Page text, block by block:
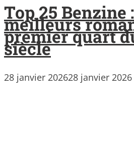
Top 25 Benzine
meilleurs
premier quart
siècle
28 janvier 202628 janvier 2026